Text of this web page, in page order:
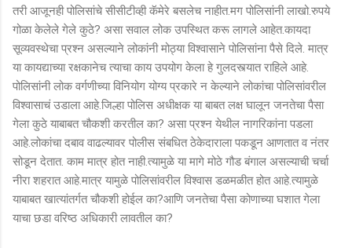
तरी आजूनही पोलिसांचे सीसीटीव्ही कॅमेरे बसलेच नाहीत.मग पोलिसांनी लाखो.रुपये
गोळा केलेले गेले कुठे? असा सवाल लोक उपस्थित करू लागले आहेत.कायदा
सूव्यवस्थेचा प्रश्न असल्याने लोकांनी मोठ्या विश्वासाने पोलिसांना पैसे दिले. मात्र
या कायद्याच्या रक्षकानेच त्याचा काय उपयोग केला हे गुलदस्त्यात राहिले आहे.
पोलिसांनी लोक वर्गणीच्या विनियोग योग्य प्रकारे न केल्याने लोकांचा पोलिसांवरील
विश्वासाचं उडाला आहे.जिल्हा पोलिस अधीक्षक या बाबत लक्ष घालून जनतेचा पैसा
गेला कुठे याबाबत चौकशी करतील का? असा प्रश्न येथील नागरिकांना पडला
आहे.लोकांचा दबाव वाढल्यावर पोलीस संबधित ठेकेदाराला पकडून आणतात व नंतर
सोडून देतात. काम मात्र होत नाही.त्यामुळे या मागे मोठे गौड बंगाल असल्याची चर्चा
नीरा शहरात आहे.मात्र यामुळे पोलिसांवरील विश्वास डळमळीत होत आहे.त्यामुळे
याबाबत खात्यांतर्गत चौकशी होईल का?आणि जनतेचा पैसा कोणाच्या घशात गेला
याचा छडा वरिष्ठ अधिकारी लावतील का?